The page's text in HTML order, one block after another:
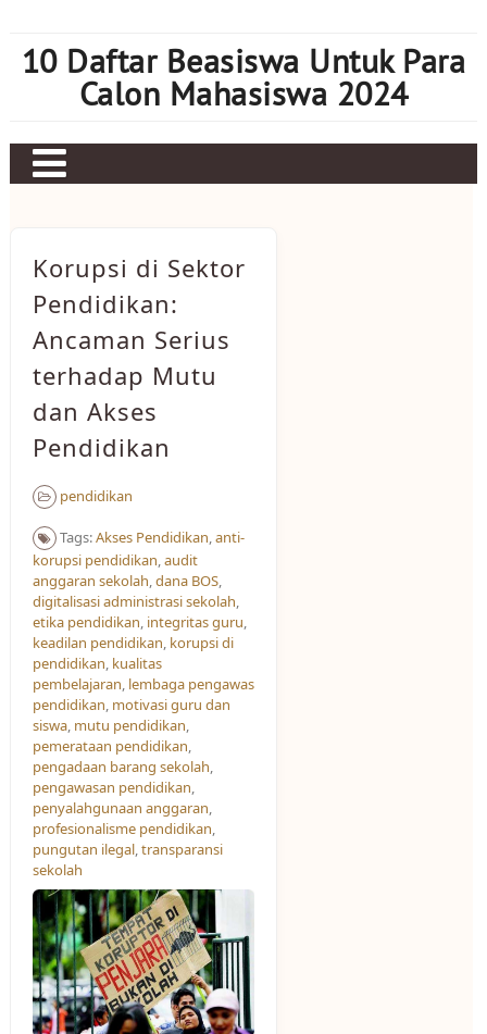
content
10 Daftar Beasiswa Untuk Para
Calon Mahasiswa 2024
Judi bola
Mahjong Ways 2
Slot Kamboja
Slot Thailand
Korupsi di Sektor
Pendidikan:
Ancaman Serius
terhadap Mutu
dan Akses
Pendidikan
pendidikan
Tags:Akses Pendidikan​,anti-
korupsi pendidikan,audit
anggaran sekolah,dana BOS,
digitalisasi administrasi sekolah,
etika pendidikan, integritas guru,
keadilan pendidikan, korupsi di
pendidikan, kualitas
pembelajaran, lembaga pengawas
pendidikan, motivasi guru dan
siswa, mutu pendidikan,
pemerataan pendidikan,
pengadaan barang sekolah,
pengawasan pendidikan,
penyalahgunaan anggaran,
profesionalisme pendidikan,
pungutan ilegal,transparansi
sekolah